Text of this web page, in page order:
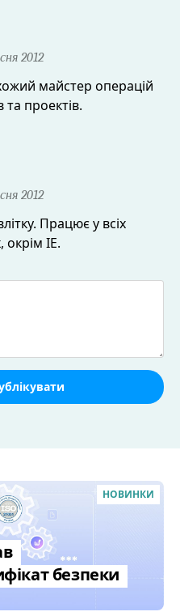
2012
майстер операцій
та проектів.
2012
Працює у всіх
окрім IE.
НОВИНКИ
безпеки